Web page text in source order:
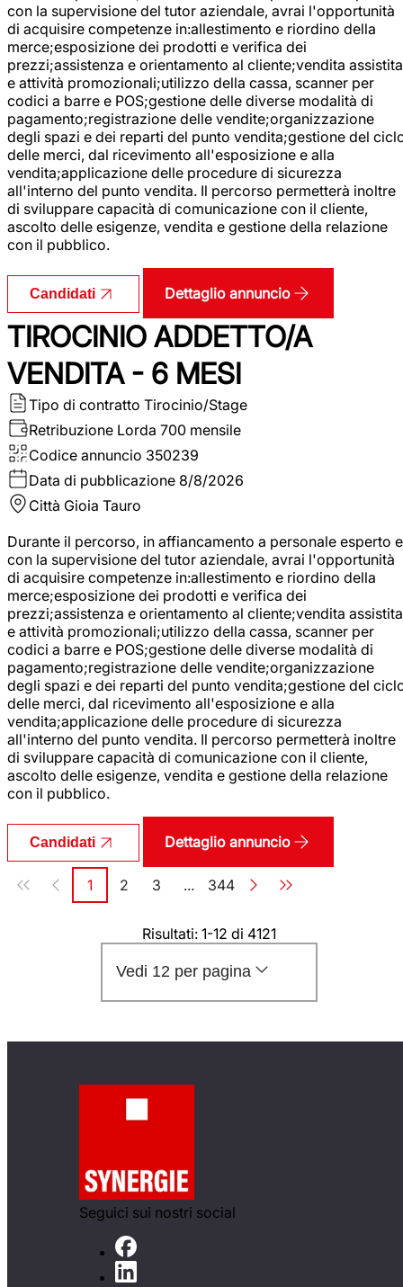
con la supervisione del tutor aziendale, avrai l'opportunità
di acquisire competenze in:allestimento e riordino della
merce;esposizione dei prodotti e verifica dei
prezzi;assistenza e orientamento al cliente;vendita assistita
e attività promozionali;utilizzo della cassa, scanner per
codici a barre e POS;gestione delle diverse modalità di
pagamento;registrazione delle vendite;organizzazione
degli spazi e dei reparti del punto vendita;gestione del
delle merci, dal ricevimento all'esposizione e alla
vendita;applicazione delle procedure di sicurezza
all'interno del punto vendita. Il percorso permetterà inoltre
di sviluppare capacità di comunicazione con il cliente,
ascolto delle esigenze, vendita e gestione della relazione
con il pubblico.
Candidati Dettaglio annuncio
TIROCINIO ADDETTO/A
VENDITA - 6 MESI
Tipo di contratto Tirocinio/Stage
Retribuzione Lorda 700 mensile
Codice annuncio 350239
Data di pubblicazione 8/8/2026
Città Gioia Tauro
Durante il percorso, in affiancamento a personale esperto e
con la supervisione del tutor aziendale, avrai l'opportunità
di acquisire competenze in:allestimento e riordino della
merce;esposizione dei prodotti e verifica dei
prezzi;assistenza e orientamento al cliente;vendita assistita
e attività promozionali;utilizzo della cassa, scanner per
codici a barre e POS;gestione delle diverse modalità di
pagamento;registrazione delle vendite;organizzazione
degli spazi e dei reparti del punto vendita;gestione del
delle merci, dal ricevimento all'esposizione e alla
vendita;applicazione delle procedure di sicurezza
all'interno del punto vendita. Il percorso permetterà inoltre
di sviluppare capacità di comunicazione con il cliente,
ascolto delle esigenze, vendita e gestione della relazione
con il pubblico.
Candidati Dettaglio annuncio
Paginazione
Pagina
1 Pagina
2 Pagina
3 ... Pagina
344
Risultati: 1-12 di 4121
Vedi 12 per pagina
Seguici sui nostri social